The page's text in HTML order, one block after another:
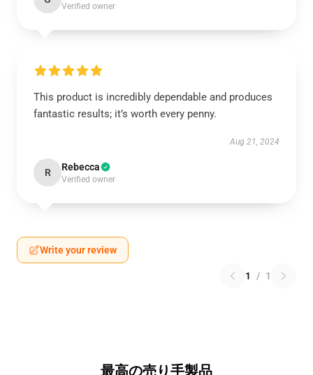
Verified owner
This product is incredibly dependable and produces
fantastic results; it’s worth every penny.
Aug 21, 2024
R Rebecca
Verified owner
Write your review
1 / 1
最高の売り手製品